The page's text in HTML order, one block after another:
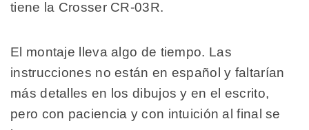
tiene la Crosser CR-03R.
El montaje lleva algo de tiempo. Las
instrucciones no están en español y faltarían
más detalles en los dibujos y en el escrito,
pero con paciencia y con intuición al final se